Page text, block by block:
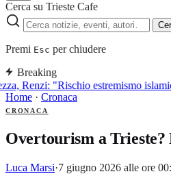
Cerca su Trieste Cafe
Premi Esc per chiudere
Breaking
Renzi: "Rischio estremismo
Home · Cronaca
CRONACA
Overtourism a
Luca Marsi·7 giugno 2026 alle ore